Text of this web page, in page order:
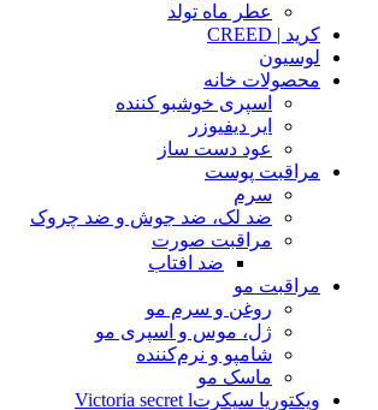
عطر ماه تولد
کرید | CREED
لوسیون
محصولات خانه
اسپری خوشبو کننده
ایر دیفیوزر
عود دست ساز
مراقبت پوست
سرم
ضد لک، ضد جوش و ضد چروک
مراقبت صورت
ضد افتاب
مراقبت مو
روغن و سرم مو
ژل، موس و اسپری مو
شامپو و نرم‌کننده
ماسک مو
ویکتوریا سیکرتVictoria secret l